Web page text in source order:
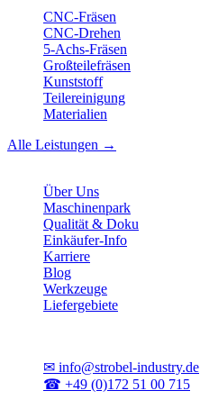
CNC-Fräsen
CNC-Drehen
5-Achs-Fräsen
Großteilefräsen
Kunststoff
Teilereinigung
Materialien
Alle Leistungen →
Über Uns
Maschinenpark
Qualität & Doku
Einkäufer-Info
Karriere
Blog
Werkzeuge
Liefergebiete
✉ info@strobel-industry.de
☎ +49 (0)172 51 00 715